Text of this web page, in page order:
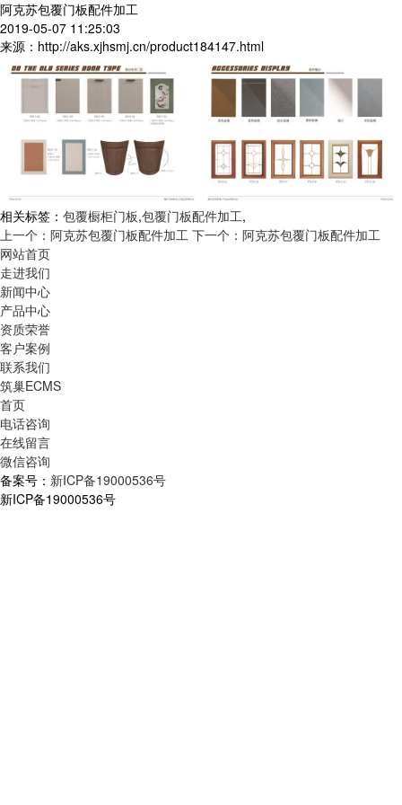
阿克苏包覆门板配件加工
2019-05-07 11:25:03
来源：http://aks.xjhsmj.cn/product184147.html
相关标签： 包覆橱柜门板,包覆门板配件加工,
上一个：阿克苏包覆门板配件加工 下一个：阿克苏包覆门板配件加工
网站首页
走进我们
新闻中心
产品中心
资质荣誉
客户案例
联系我们
筑巢ECMS
首页
电话咨询
在线留言
微信咨询
备案号： 新ICP备19000536号
新ICP备19000536号